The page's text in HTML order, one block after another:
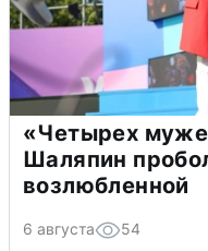
«Четырех
Шаляпин
возлюбленной
6 августа 54